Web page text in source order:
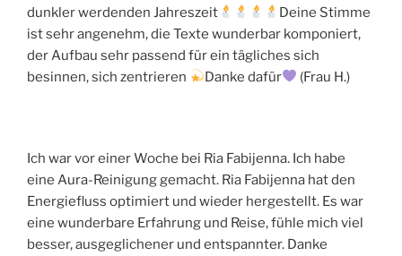
dunkler werdenden Jahreszeit
Deine Stimme
ist sehr angenehm, die Texte wunderbar komponiert,
der Aufbau sehr passend für ein tägliches sich
besinnen, sich zentrieren
Danke dafür (Frau H.)
Ich war vor einer Woche bei Ria Fabijenna. Ich habe
eine Aura-Reinigung gemacht. Ria Fabijenna hat den
Energiefluss optimiert und wieder hergestellt. Es war
eine wunderbare Erfahrung und Reise, fühle mich viel
besser, ausgeglichener und entspannter. Danke